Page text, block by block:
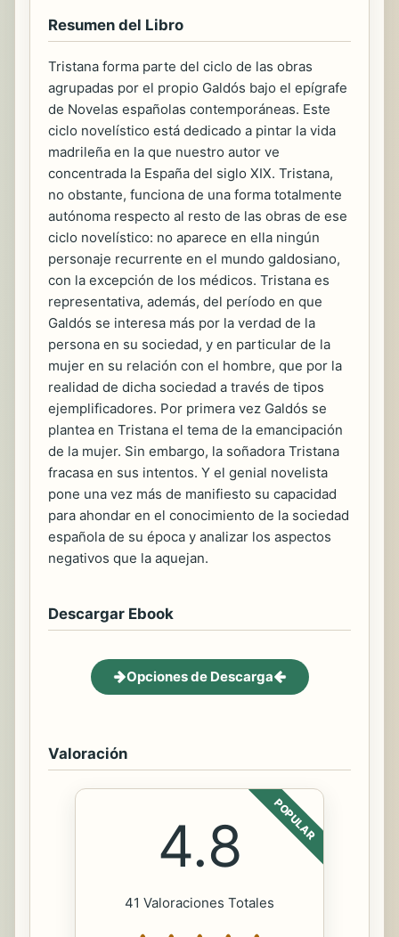
Resumen del Libro
Tristana forma parte del ciclo de las obras
agrupadas por el propio Galdós bajo el epígrafe
de Novelas españolas contemporáneas. Este
ciclo novelístico está dedicado a pintar la vida
madrileña en la que nuestro autor ve
concentrada la España del siglo XIX. Tristana,
no obstante, funciona de una forma totalmente
autónoma respecto al resto de las obras de ese
ciclo novelístico: no aparece en ella ningún
personaje recurrente en el mundo galdosiano,
con la excepción de los médicos. Tristana es
representativa, además, del período en que
Galdós se interesa más por la verdad de la
persona en su sociedad, y en particular de la
mujer en su relación con el hombre, que por la
realidad de dicha sociedad a través de tipos
ejemplificadores. Por primera vez Galdós se
plantea en Tristana el tema de la emancipación
de la mujer. Sin embargo, la soñadora Tristana
fracasa en sus intentos. Y el genial novelista
pone una vez más de manifiesto su capacidad
para ahondar en el conocimiento de la sociedad
española de su época y analizar los aspectos
negativos que la aquejan.
Descargar Ebook
Opciones de Descarga
Valoración
POPULAR
4.8
41 Valoraciones Totales